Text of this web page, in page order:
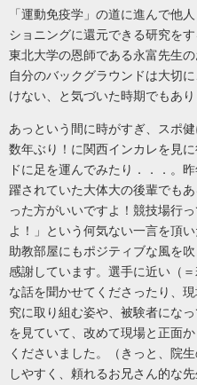
「運動免疫学」の道に進んで他
ショニングに還元できる研究を
東北大学の恩師である永富先生
自分のバックグラウンドは大切
けない、と気づいた時期でもあり
あっという間に時がすぎ、スポ
数年ぶり！に関西インカレを 見
ドに足を運んでみたり．．．。
躍されていた大体大の後輩でもあ
った方がいいですよ！競技場行
よ！」という何気ない一言を頂
助教部屋にもポジティブな風を
感謝しています。選手に近い（
な話を聞かせてくださったり、
究に取り組む姿や、被験者にな
を見ていて、改めて現場と正面
くださいました。（きっと、院
しやすく、頼れるお兄さん的な